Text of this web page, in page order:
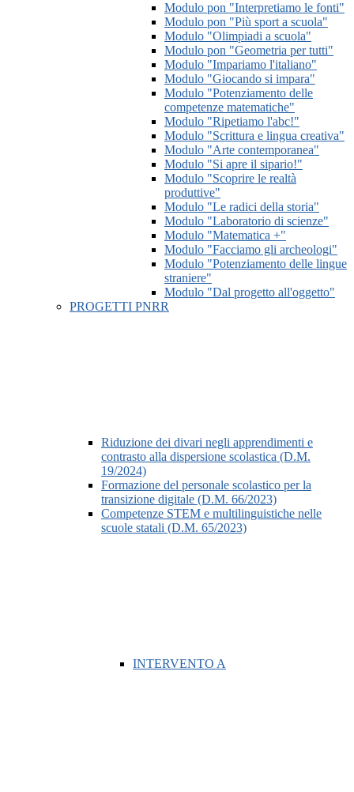
Modulo pon "Interpretiamo le fonti"
Modulo pon "Più sport a scuola"
Modulo "Olimpiadi a scuola"
Modulo pon "Geometria per tutti"
Modulo "Impariamo l'italiano"
Modulo "Giocando si impara"
Modulo "Potenziamento delle
competenze matematiche"
Modulo "Ripetiamo l'abc!"
Modulo "Scrittura e lingua creativa"
Modulo "Arte contemporanea"
Modulo "Si apre il sipario!"
Modulo "Scoprire le realtà
produttive"
Modulo "Le radici della storia"
Modulo "Laboratorio di scienze"
Modulo "Matematica +"
Modulo "Facciamo gli archeologi"
Modulo "Potenziamento delle lingue
straniere"
Modulo "Dal progetto all'oggetto"
PROGETTI PNRR
Riduzione dei divari negli apprendimenti e
contrasto alla dispersione scolastica (D.M.
19/2024)
Formazione del personale scolastico per la
transizione digitale (D.M. 66/2023)
Competenze STEM e multilinguistiche nelle
scuole statali (D.M. 65/2023)
INTERVENTO A